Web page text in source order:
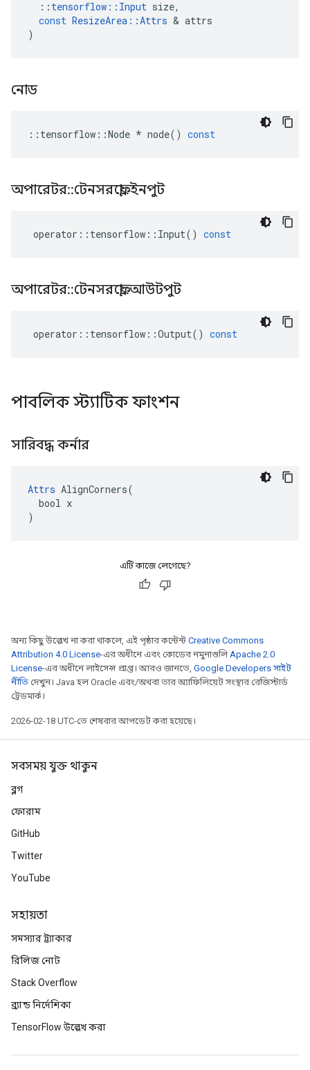
:: tensorflow :: Input size,
const ResizeArea ::Attrs & attrs
)
নোড
:: tensorflow ::Node * node() const
অপারেটর::টেনসরফ্লো::ইনপুট
operator :: tensorflow :: Input() const
অপারেটর::টেনসরফ্লো::আউটপুট
operator :: tensorflow ::Output() const
পাবলিক স্ট্যাটিক ফাংশন
সারিবদ্ধ কর্নার
Attrs AlignCorners(
  bool x
)
এটি কাজে লেগেছে?
অন্য কিছু উল্লেখ না করা থাকলে, এই পৃষ্ঠার কন্টেন্ট Creative Commons
Attribution 4.0 License-এর অধীনে এবং কোডের নমুনাগুলিApache 2.0
License-এর অধীনে লাইসেন্স প্রাপ্ত। আরও জানতে, Google Developers সাইট
নীতি দেখুন। Java হল Oracle এবং/অথবা তার অ্যাফিলিয়েট সংস্থার রেজিস্টার্ড
ট্রেডমার্ক।
2026-02-18 UTC-তে শেষবার আপডেট করা হয়েছে।
সবসময় যুক্ত থাকুন
ব্লগ
ফোরাম
GitHub
Twitter
YouTube
সহায়তা
সমস্যার ট্র্যাকার
রিলিজ নোট
Stack Overflow
ব্র্যান্ড নির্দেশিকা
TensorFlow উল্লেখ করা